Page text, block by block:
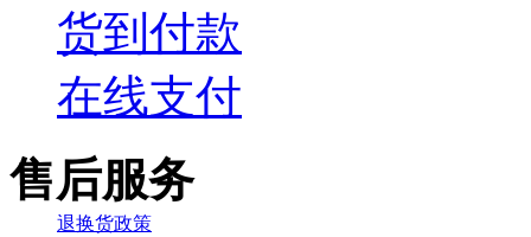
货到付款
在线支付
售后服务
退换货政策